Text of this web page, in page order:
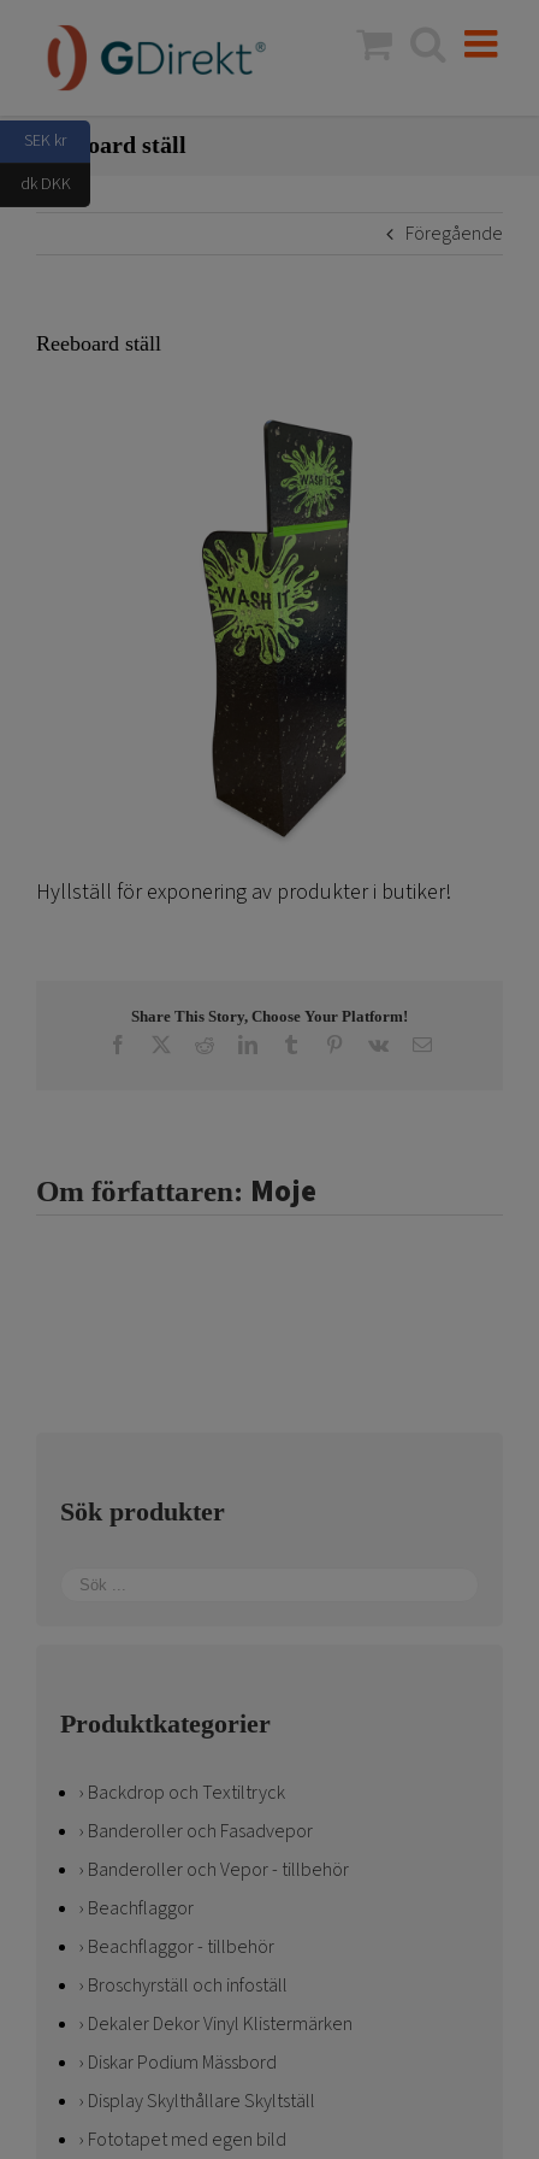
innehållet
Reeboard ställ
Föregående
Reeboard ställ
Hyllställ för exponering av produkter i butiker!
Share This Story, Choose Your Platform!
Facebook RedditLinkedInTumblr Pinterest
Vk E-
Om författaren: Moje
Sök produkter
Produktkategorier
Backdrop och Textiltryck
Banderoller och Fasadvepor
Banderoller och Vepor - tillbehör
Beachflaggor
Beachflaggor - tillbehör
Broschyrställ och infoställ
Dekaler Dekor Vinyl Klistermärken
Diskar Podium Mässbord
Display Skylthållare Skyltställ
Fototapet med egen bild
SEK kr
dk DKK